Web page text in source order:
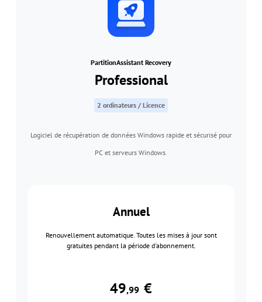
PartitionAssistant Recovery
Professional
2 ordinateurs / Licence
Logiciel de récupération de données Windows rapide et sécurisé pour
PC et serveurs Windows.
Annuel
Renouvellement automatique. Toutes les mises à jour sont
gratuites pendant la période d'abonnement.
49,99 €